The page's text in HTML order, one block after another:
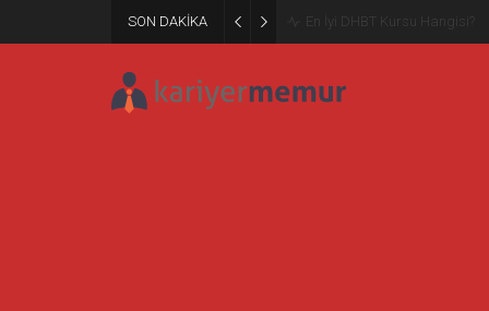
SON DAKİKA Burcular Pen — Sakarya’da